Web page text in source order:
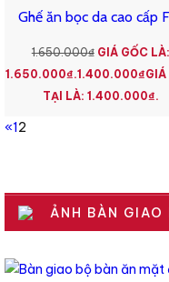
Ghế ăn bọc da cao cấp
1.650.000₫ GIÁ GỐC LÀ:
1.650.000₫.1.400.000₫GIÁ
TẠI LÀ: 1.400.000₫.
«12
ẢNH BÀN GIAO